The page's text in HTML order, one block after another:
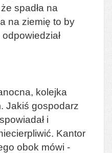
spadła na
na ziemię to by
odpowiedział
kolejka
Jakiś gospodarz
i
Kantor
obok mówi -